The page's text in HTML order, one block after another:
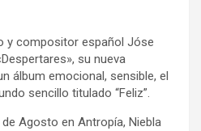
y compositor español Jóse
su nueva
álbum emocional, sensible, el
sencillo titulado “Feliz”.
Agosto en Antropía, Niebla